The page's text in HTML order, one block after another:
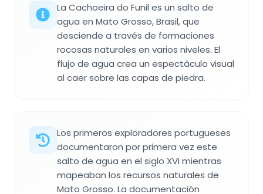
La Cachoeira do Funil es un salto de
agua en Mato Grosso, Brasil, que
desciende a través de formaciones
rocosas naturales en varios niveles. El
flujo de agua crea un espectáculo visual
al caer sobre las capas de piedra.
Los primeros exploradores portugueses
documentaron por primera vez este
salto de agua en el siglo XVI mientras
mapeaban los recursos naturales de
Mato Grosso. La documentación